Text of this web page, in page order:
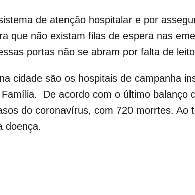
de atenção hospitalar e por
que não existam filas de espera nas
portas não se abram por falta de
cidade são os hospitais de campanha
De acordo com o último balanço
do coronavírus, com 720 morrtes. Ao
doença.